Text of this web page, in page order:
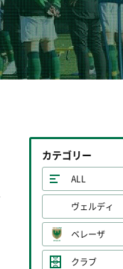
カテゴリー
ALL
ヴェルディ
ベレーザ
クラブ